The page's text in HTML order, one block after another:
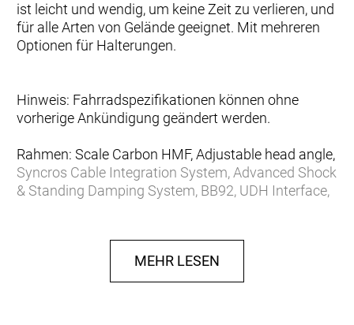
ist leicht und wendig, um keine Zeit zu verlieren, und
für alle Arten von Gelände geeignet. Mit mehreren
Optionen für Halterungen.
Hinweis: Fahrradspezifikationen können ohne
vorherige Ankündigung geändert werden.
Rahmen: Scale Carbon HMF, Adjustable head angle,
Syncros Cable Integration System, Advanced Shock
& Standing Damping System, BB92, UDH Interface,
Tapered Carbon steerer
Schaltwerk: SRAM S1000 Eagle AXS Transmission
12 Speed, Wireless Electronic Shift System
MEHR LESEN